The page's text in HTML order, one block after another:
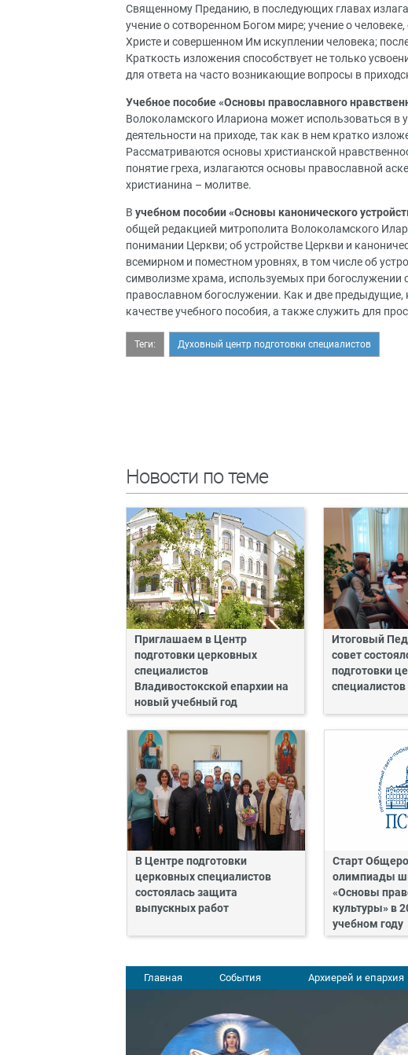
Священному Преданию, в последующих главах
учение о сотворенном Богом мире; учение о
Христе и совершенном Им искуплении человека;
Краткость изложения способствует не только
для ответа на часто возникающие вопросы в
Учебное пособие «Основы православного
Волоколамского Илариона может использоваться в
деятельности на приходе, так как в нем кратко
Рассматриваются основы христианской
понятие греха, излагаются основы православной
христианина – молитве.
В учебном пособии «Основы канонического
общей редакцией митрополита Волоколамского
понимании Церкви; об устройстве Церкви и
всемирном и поместном уровнях, в том числе об
символизме храма, используемых при
православном богослужении. Как и две предыдущие,
качестве учебного пособия, а также служить для
Теги: Духовный центр подготовки специалистов
Новости по теме
Приглашаем в Центр
подготовки церковных
специалистов
Владивостокской епархии на
новый учебный год
Итоговый
совет
подготовки
специалистов
В Центре подготовки
церковных специалистов
состоялась защита
выпускных работ
Старт
олимпиады
«Основы
культуры» в
учебном году
Главная События Архиерей и епархия